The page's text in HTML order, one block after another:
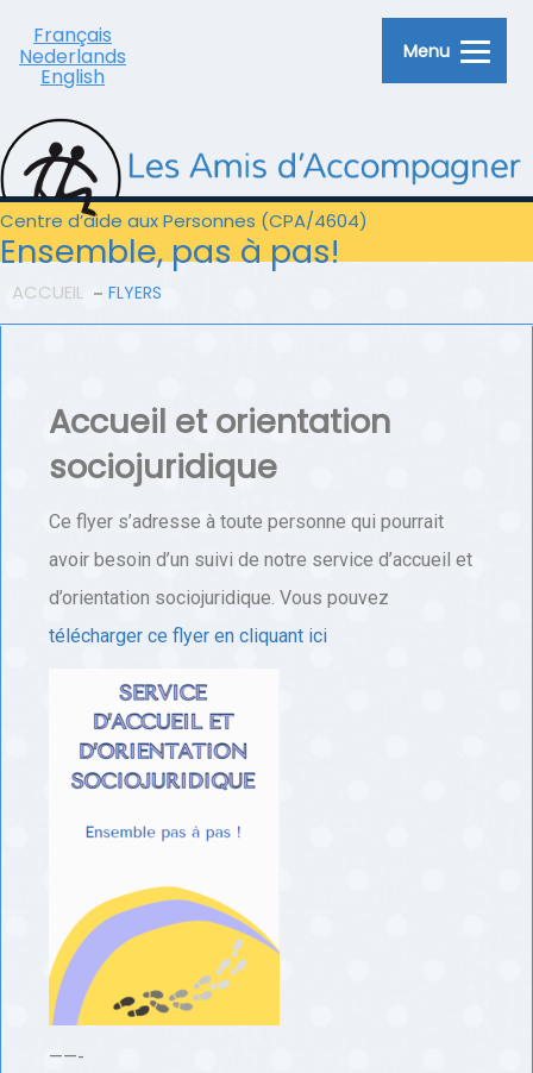
Français
Nederlands
English
Centre d’aide aux Personnes (CPA/4604)
Ensemble, pas à pas!
ACCUEIL FLYERS
Accueil et orientation
sociojuridique
Ce flyer s’adresse à toute personne qui pourrait
avoir besoin d’un suivi de notre service d’accueil et
d’orientation sociojuridique. Vous pouvez
télécharger ce flyer en cliquant ici
——-
Menu